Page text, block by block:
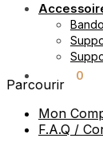
0
Parcourir
Mon
F.A.Q /